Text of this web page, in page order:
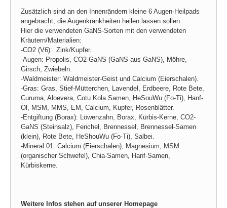
Zusätzlich sind an den Innenrändern kleine 6 Augen-Heilpads
angebracht, die Augenkrankheiten heilen lassen sollen.
Hier die verwendeten GaNS-Sorten mit den verwendeten
Kräutern/Materialien:
-CO2 (V6): Zink/Kupfer.
-Augen: Propolis, CO2-GaNS (GaNS aus GaNS), Möhre,
Girsch, Zwiebeln.
-Waldmeister: Waldmeister-Geist und Calcium (Eierschalen).
-Gras: Gras, Stief-Mütterchen, Lavendel, Erdbeere, Rote Bete,
Curuma, Aloevera, Cotu Kola Samen, HeSouWu (Fo-Ti), Hanf-
Öl, MSM, MMS, EM, Calcium, Kupfer, Rosenblätter.
-Entgiftung (Borax): Löwenzahn, Borax, Kürbis-Kerne, CO2-
GaNS (Steinsalz), Fenchel, Brennessel, Brennessel-Samen
(klein), Rote Bete, HeShouWu (Fo-Ti), Salbei.
-Mineral 01: Calcium (Eierschalen), Magnesium, MSM
(organischer Schwefel), Chia-Samen, Hanf-Samen,
Kürbiskerne.
Weitere Infos stehen auf unserer Homepage